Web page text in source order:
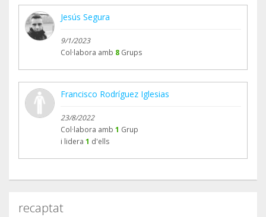
Jesús Segura
9/1/2023
Col·labora amb 8 Grups
Francisco Rodríguez Iglesias
23/8/2022
Col·labora amb 1 Grup
i lidera 1 d'ells
recaptat